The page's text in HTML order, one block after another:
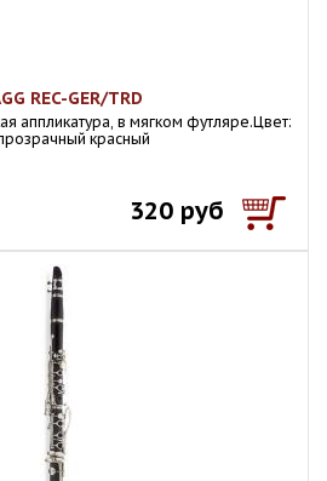
REC-GER/TRD
аппликатура, в мягком футляре.Цвет:
красный
320 руб